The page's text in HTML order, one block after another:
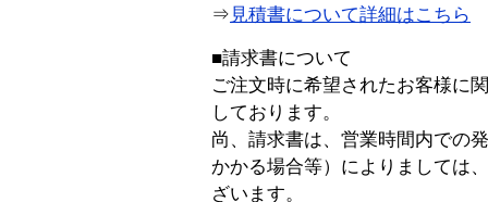
⇒ 見積書について詳細はこちら
■請求書について
ご注文時に希望されたお客様に
しております。
尚、請求書は、営業時間内での
かかる場合等）によりましては
ざいます。